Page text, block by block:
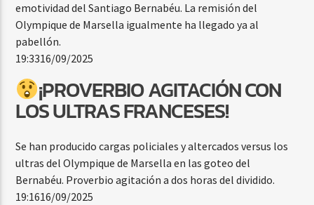
emotividad del Santiago Bernabéu. La remisión del
Olympique de Marsella igualmente ha llegado ya al
pabellón.
19:3316/09/2025
¡PROVERBIO AGITACIÓN CON
LOS ULTRAS FRANCESES!
Se han producido cargas policiales y altercados versus los
ultras del Olympique de Marsella en las goteo del
Bernabéu. Proverbio agitación a dos horas del dividido.
19:1616/09/2025